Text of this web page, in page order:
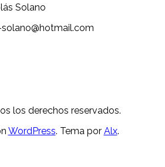
Solano
los derechos reservados.
WordPress. Tema por Alx.